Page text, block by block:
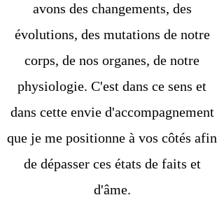
avons des changements, des
évolutions, des mutations de notre
corps, de nos organes, de notre
physiologie. C'est dans ce sens et
dans cette envie d'accompagnement
que je me positionne à vos côtés afin
de dépasser ces états de faits et
d'âme.